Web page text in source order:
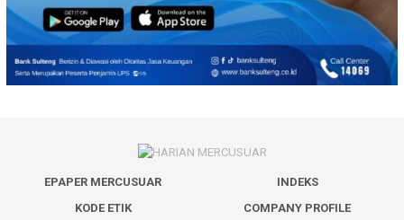
EPAPER MERCUSUAR
INDEKS
KODE ETIK
COMPANY PROFILE